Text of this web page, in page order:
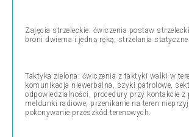
Zajęcia strzeleckie: ćwiczenia postaw
broni dwiema i jedną ręką, strzelania
Taktyka zielona: ćwiczenia z taktyki walki w
komunikacja niewerbalna, szyki patrolowe,
odpowiedzialności, procedury przy kontakcie z
meldunki radiowe, przenikanie na teren
pokonywanie przeszkód terenowych.